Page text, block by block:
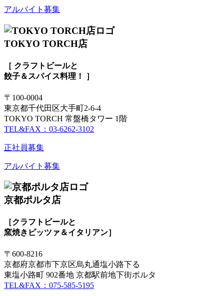
アルバイト募集
TOKYO TORCH店
［ クラフトビールと
餃子＆スパイス料理！ ］
〒100-0004
東京都千代田区大手町2-6-4
TOKYO TORCH 常盤橋タワー 1階
TEL&FAX：03-6262-3102
正社員募集
アルバイト募集
京都ポルタ店
［クラフトビールと
窯焼きピッツァ＆イタリアン］
〒600-8216
京都府京都市下京区烏丸通塩小路下る
東塩小路町 902番地 京都駅前地下街ポルタ
TEL&FAX：075-585-5195